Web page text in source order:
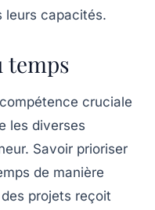
leurs capacités.
temps
cruciale
les diverses
Savoir prioriser
de manière
projets reçoit